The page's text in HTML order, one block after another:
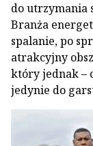
do utrzymania
Branża
spalanie, po
atrakcyjny
który jednak –
jedynie do